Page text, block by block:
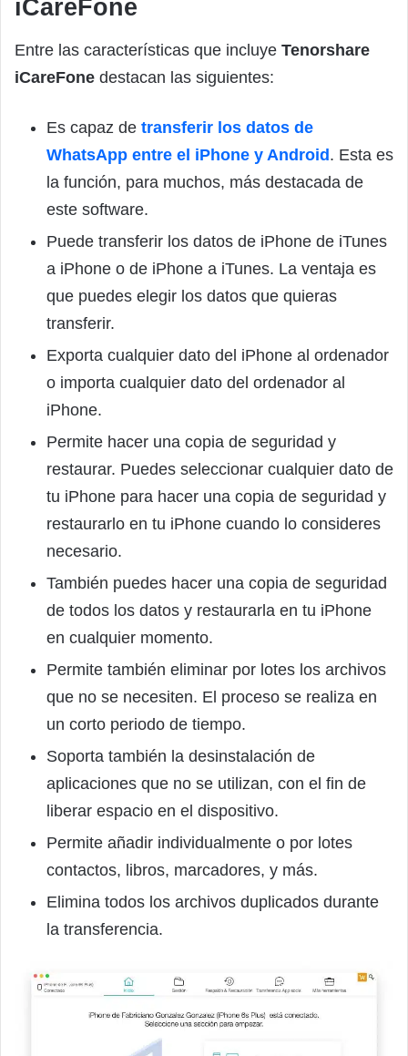
iCareFone
Entre las características que incluye Tenorshare
iCareFone destacan las siguientes:
Es capaz de transferir los datos de
WhatsApp entre el iPhone y Android . Esta es
la función, para muchos, más destacada de
este software.
Puede transferir los datos de iPhone de iTunes
a iPhone o de iPhone a iTunes. La ventaja es
que puedes elegir los datos que quieras
transferir.
Exporta cualquier dato del iPhone al ordenador
o importa cualquier dato del ordenador al
iPhone.
Permite hacer una copia de seguridad y
restaurar. Puedes seleccionar cualquier dato de
tu iPhone para hacer una copia de seguridad y
restaurarlo en tu iPhone cuando lo consideres
necesario.
También puedes hacer una copia de seguridad
de todos los datos y restaurarla en tu iPhone
en cualquier momento.
Permite también eliminar por lotes los archivos
que no se necesiten. El proceso se realiza en
un corto periodo de tiempo.
Soporta también la desinstalación de
aplicaciones que no se utilizan, con el fin de
liberar espacio en el dispositivo.
Permite añadir individualmente o por lotes
contactos, libros, marcadores, y más.
Elimina todos los archivos duplicados durante
la transferencia.